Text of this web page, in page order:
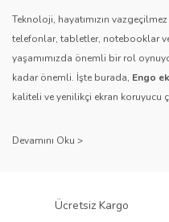
Ürün fiyatı diğer sitelerden
Bu ürüne benzer farklı
Teknoloji, hayatımızın
telefonlar, tabletler, notebooklar
yaşamımızda önemli bir rol
kadar önemli. İşte burada, Engo
kaliteli ve yenilikçi ekran koruyucu
sağlıyor.
Engo ekran koruyucuları
, uzun
Ücretsiz Kargo